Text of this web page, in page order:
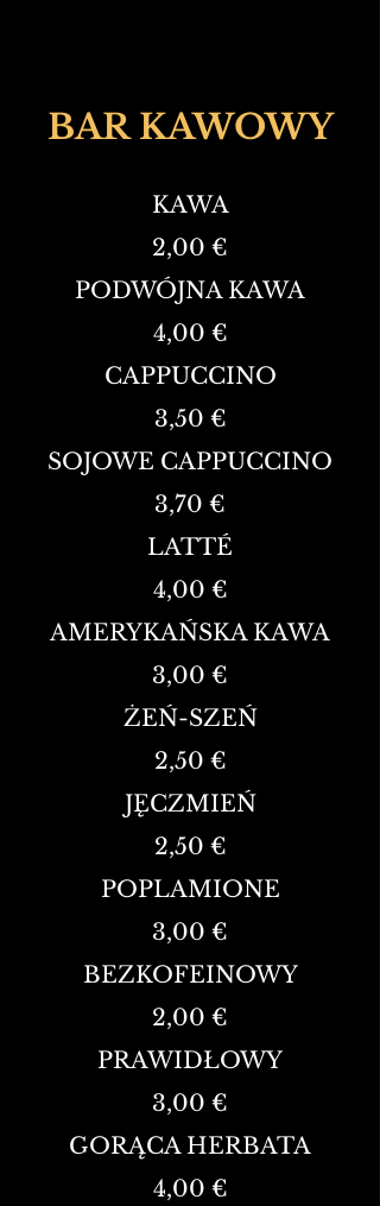
BAR KAWOWY
KAWA
2,00 €
PODWÓJNA KAWA
4,00 €
CAPPUCCINO
3,50 €
SOJOWE CAPPUCCINO
3,70 €
LATTÉ
4,00 €
AMERYKAŃSKA KAWA
3,00 €
ŻEŃ-SZEŃ
2,50 €
JĘCZMIEŃ
2,50 €
POPLAMIONE
3,00 €
BEZKOFEINOWY
2,00 €
PRAWIDŁOWY
3,00 €
GORĄCA HERBATA
4,00 €